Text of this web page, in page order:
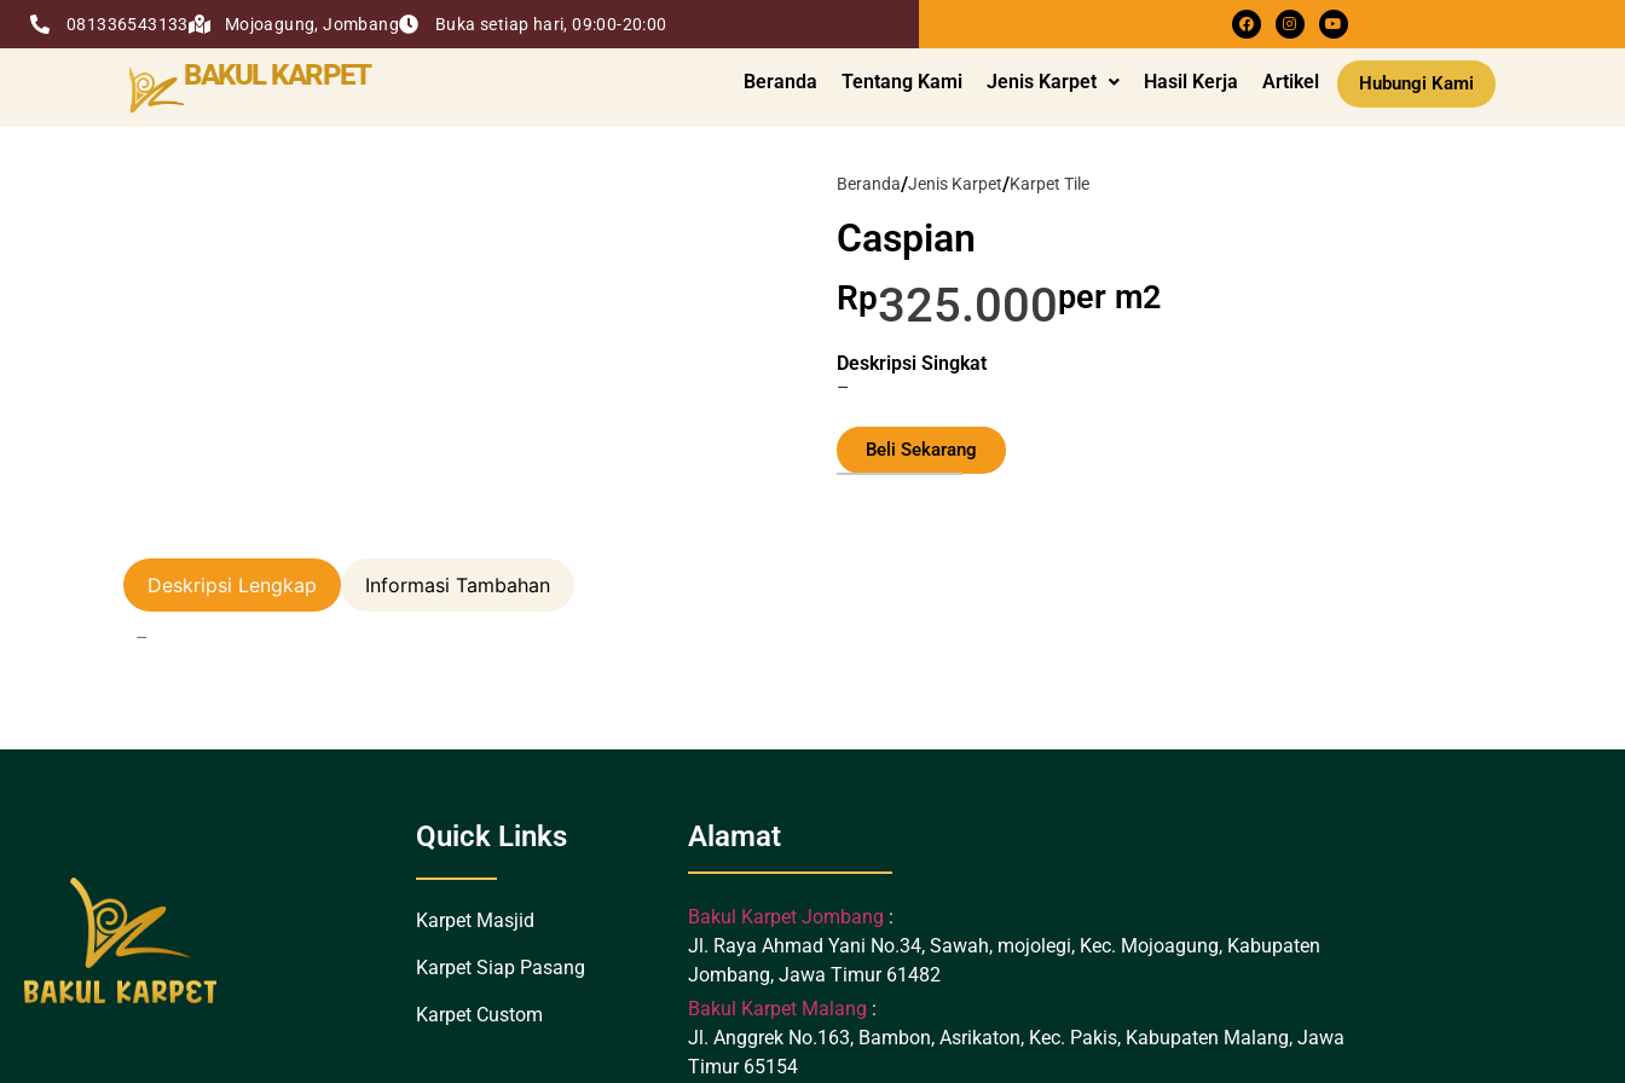
081336543133 Mojoagung, Jombang Buka setiap hari, 09:00-20:00
BAKUL KARPET Beranda Tentang Kami Jenis Karpet Hasil Kerja Artikel Hubungi Kami
Beranda/Jenis Karpet/Karpet Tile
Caspian
Rp325.000per m2
Deskripsi Singkat
–
Beli Sekarang
Deskripsi Lengkap Informasi Tambahan
–
Quick Links
Karpet Masjid
Karpet Siap Pasang
Karpet Custom
Alamat
Bakul Karpet Jombang :
Jl. Raya Ahmad Yani No.34, Sawah, mojolegi, Kec. Mojoagung, Kabupaten
Jombang, Jawa Timur 61482
Bakul Karpet Malang :
Jl. Anggrek No.163, Bambon, Asrikaton, Kec. Pakis, Kabupaten Malang, Jawa
Timur 65154